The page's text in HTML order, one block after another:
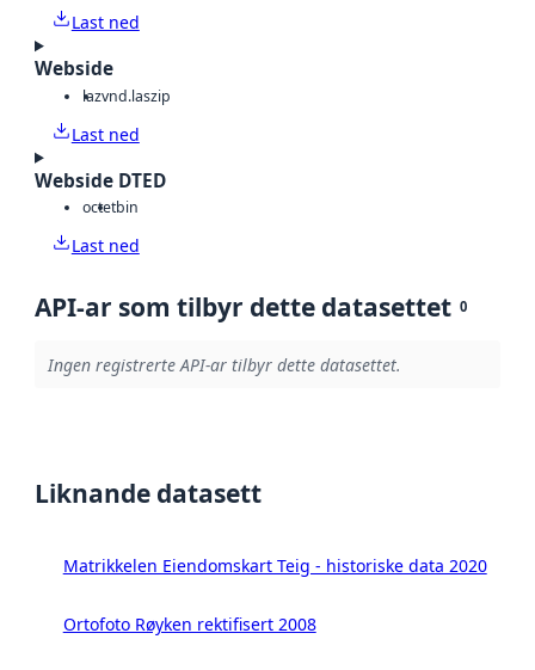
Last ned
Webside
lazvnd.laszip
Last ned
Webside DTED
octetbin
Last ned
API-ar som tilbyr dette datasettet 0
Ingen registrerte API-ar tilbyr dette datasettet.
Liknande datasett
Matrikkelen Eiendomskart Teig - historiske data 2020
Ortofoto Røyken rektifisert 2008